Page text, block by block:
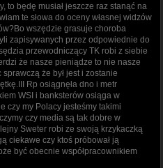
to będę musiał jeszcze raz stanąć na
te słowa do oceny własnej widzów
wszędzie grasuje choroba
zapisywanych przez odpowiednie do
przewodniczący TK robi z siebie
że nasze pieniądze to nie nasze
że był jest i zostanie
Rp osiągnęła dno i metr
WSI i banksterów osiąga w
czy my Polacy jesteśmy takimi
czy media są tak dobre w
Sweter robi ze swoją krzykaczką
ciekawe czy ktoś próbował ją
być obecnie współpracownikiem